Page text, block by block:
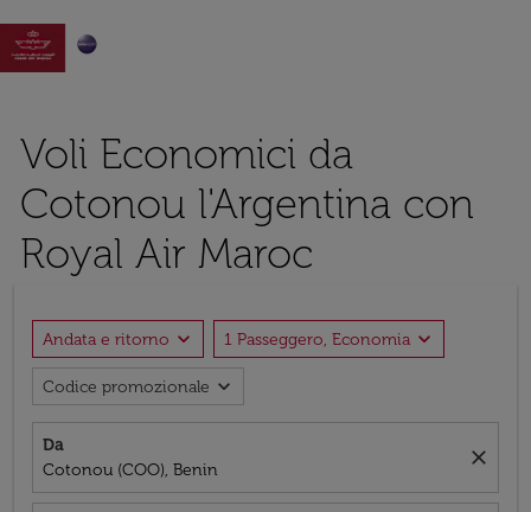

Voli Economici da
Cotonou l'Argentina con
Royal Air Maroc
Andata e ritorno expand_more 1 Passeggero, Economia expand_more
Codice promozionale expand_more
Da
Cotonou (COO), Benin
close